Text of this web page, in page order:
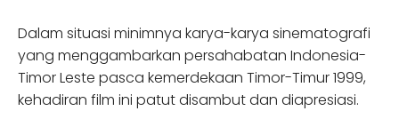
Dalam situasi minimnya karya-karya sinematografi
yang menggambarkan persahabatan Indonesia-
Timor Leste pasca kemerdekaan Timor-Timur 1999,
kehadiran film ini patut disambut dan diapresiasi.